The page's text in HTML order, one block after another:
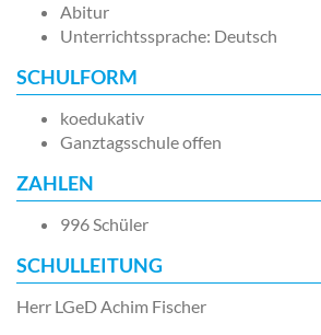
Abitur
Unterrichtssprache: Deutsch
SCHULFORM
koedukativ
Ganztagsschule offen
ZAHLEN
996 Schüler
SCHULLEITUNG
Herr LGeD Achim Fischer